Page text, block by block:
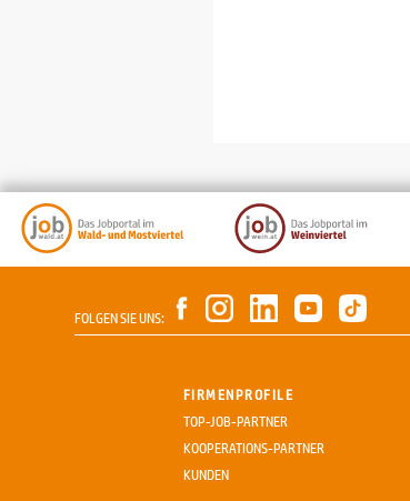
FOLGEN SIE UNS:
FIRMENPROFILE
TOP-JOB-PARTNER
KOOPERATIONS-PARTNER
KUNDEN